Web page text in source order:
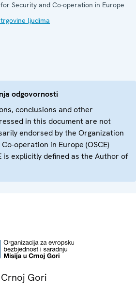
Security and Co-operation in Europe
ljudima
odgovornosti
conclusions and other
in this document are not
endorsed by the Organization
operation in Europe (OSCE)
is explicitly defined as the Author of
Crnoj Gori